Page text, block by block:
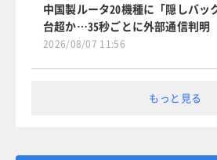
中国製ルータ20機種に「隠しバッ
台超か…35秒ごとに外部通信判明
2026/08/07 11:56
もっと見る